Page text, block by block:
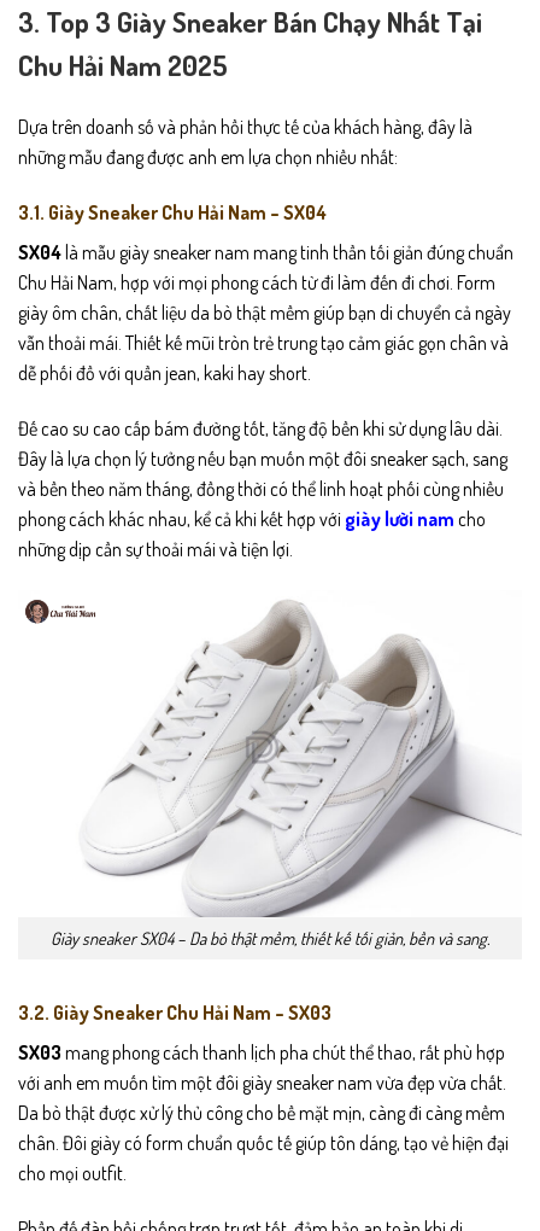
3. Top 3 Giày Sneaker Bán Chạy Nhất Tại
Chu Hải Nam 2025
Dựa trên doanh số và phản hồi thực tế của khách hàng, đây là
những mẫu đang được anh em lựa chọn nhiều nhất:
3.1. Giày Sneaker Chu Hải Nam – SX04
SX04 là mẫu giày sneaker nam mang tinh thần tối giản đúng chuẩn
Chu Hải Nam, hợp với mọi phong cách từ đi làm đến đi chơi. Form
giày ôm chân, chất liệu da bò thật mềm giúp bạn di chuyển cả ngày
vẫn thoải mái. Thiết kế mũi tròn trẻ trung tạo cảm giác gọn chân và
dễ phối đồ với quần jean, kaki hay short.
Đế cao su cao cấp bám đường tốt, tăng độ bền khi sử dụng lâu dài.
Đây là lựa chọn lý tưởng nếu bạn muốn một đôi sneaker sạch, sang
và bền theo năm tháng, đồng thời có thể linh hoạt phối cùng nhiều
phong cách khác nhau, kể cả khi kết hợp với giày lười nam cho
những dịp cần sự thoải mái và tiện lợi.
Giày sneaker SX04 – Da bò thật mềm, thiết kế tối giản, bền và sang.
3.2. Giày Sneaker Chu Hải Nam – SX03
SX03 mang phong cách thanh lịch pha chút thể thao, rất phù hợp
với anh em muốn tìm một đôi giày sneaker nam vừa đẹp vừa chất.
Da bò thật được xử lý thủ công cho bề mặt mịn, càng đi càng mềm
chân. Đôi giày có form chuẩn quốc tế giúp tôn dáng, tạo vẻ hiện đại
cho mọi outfit.